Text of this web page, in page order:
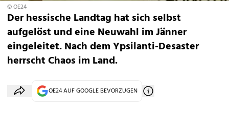
© OE24
Der hessische Landtag hat sich selbst
aufgelöst und eine Neuwahl im Jänner
eingeleitet. Nach dem Ypsilanti-Desaster
herrscht Chaos im Land.
OE24 AUF GOOGLE BEVORZUGEN